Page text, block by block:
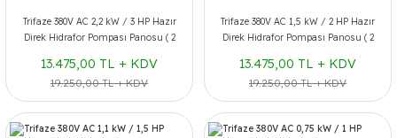
Trifaze 380V AC 2,2 kW / 3 HP Hazır
Direk Hidrafor Pompası Panosu ( 2
13.475,00 TL + KDV
19.250,00 TL + KDV
Trifaze 380V AC 1,5 kW / 2 HP Hazır
Direk Hidrafor Pompası Panosu ( 2
13.475,00 TL + KDV
19.250,00 TL + KDV